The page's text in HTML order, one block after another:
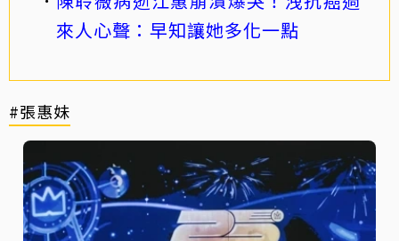
來人心聲：早知讓她多化一點
#張惠妹